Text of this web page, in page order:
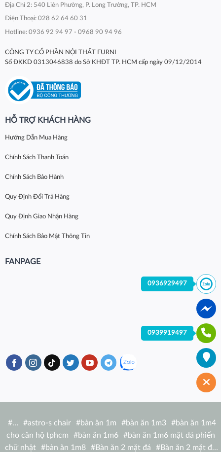
Địa Chỉ 2: 540 Liên Phường, P. Long Trường, TP. HCM
Điện Thoại: 028 62 64 60 31
Hotline: 0936 92 94 97 - 0968 90 94 96
CÔNG TY CỔ PHẦN NỘI THẤT FURNI
Số ĐKKD 0313046838 do Sở KHĐT TP. HCM cấp ngày 09/12/2014
HỖ TRỢ KHÁCH HÀNG
Hướng Dẫn Mua Hàng
Chính Sách Thanh Toán
Chính Sách Bảo Hành
Quy Định Đổi Trả Hàng
Quy Định Giao Nhận Hàng
Chính Sách Bảo Mật Thông Tin
FANPAGE
#… #astro-s chair #bàn ăn 1m #bàn ăn 1m3 #bàn ăn 1m4
cho căn hộ tphcm
#bàn ăn 1m6 #bàn ăn 1m6 mặt đá phiến
chữ nhật
#bàn ăn 1m8 #Bàn ăn 2 mặt đá #Bàn ăn 2 mặt đá
0936929497
0939919497